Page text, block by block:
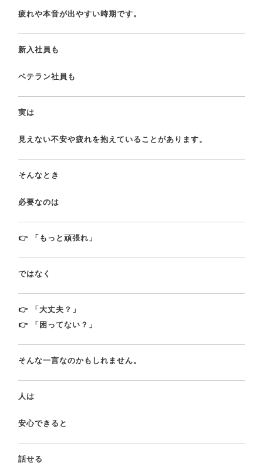
疲れや本音が出やすい時期です。
新入社員も
ベテラン社員も
実は
見えない不安や疲れを抱えていることがあります。
そんなとき
必要なのは
👉 「もっと頑張れ」
ではなく
👉 「大丈夫？」
👉 「困ってない？」
そんな一言なのかもしれません。
人は
安心できると
話せる